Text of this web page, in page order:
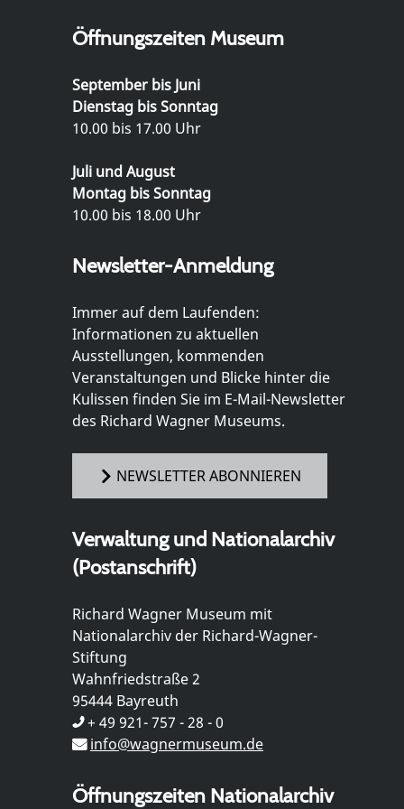
Öffnungszeiten Museum
September bis Juni
Dienstag bis Sonntag
10.00 bis 17.00 Uhr
Juli und August
Montag bis Sonntag
10.00 bis 18.00 Uhr
Newsletter-Anmeldung
Immer auf dem Laufenden:
Informationen zu aktuellen
Ausstellungen, kommenden
Veranstaltungen und Blicke hinter die
Kulissen finden Sie im E-Mail-Newsletter
des Richard Wagner Museums.
NEWSLETTER ABONNIEREN
Verwaltung und Nationalarchiv
(Postanschrift)
Richard Wagner Museum mit
Nationalarchiv der Richard-Wagner-
Stiftung
Wahnfriedstraße 2
95444 Bayreuth
+ 49 921- 757 - 28 - 0
info@wagnermuseum.de
Öffnungszeiten Nationalarchiv